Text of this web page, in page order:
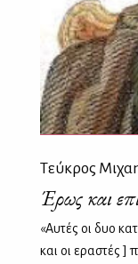
Τεύκρος
Έρως και
«Αυτές οι δυο
και οι εραστές ]